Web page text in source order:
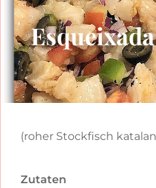
(roher Stockfisch
Zutaten